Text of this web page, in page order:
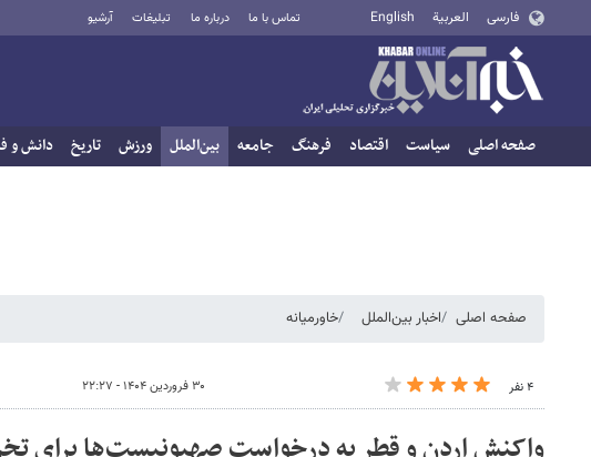
فارسی العربية English تماس با ما درباره ما تبلیغات آرشیو
صفحه اصلی سیاست اقتصاد فرهنگ جامعه بین‌الملل ورزش تاریخ دانش و
صفحه اصلی اخبار بین‌الملل خاورمیانه
۴ نفر ۳۰ فروردین ۱۴۰۴ - ۲۲:۲۷